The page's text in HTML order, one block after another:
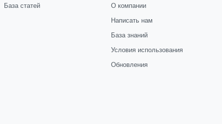
База статей
О компании
Написать нам
База знаний
Условия использования
Обновления